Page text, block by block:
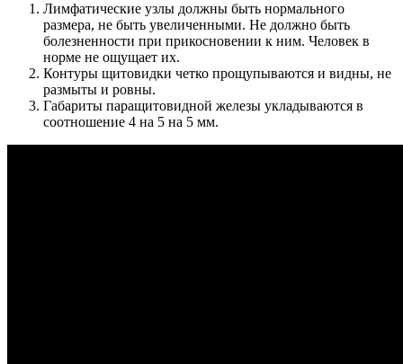
Лимфатические узлы должны быть нормального
размера, не быть увеличенными. Не должно быть
болезненности при прикосновении к ним. Человек в
норме не ощущает их.
Контуры щитовидки четко прощупываются и видны, не
размыты и ровны.
Габариты паращитовидной железы укладываются в
соотношение 4 на 5 на 5 мм.